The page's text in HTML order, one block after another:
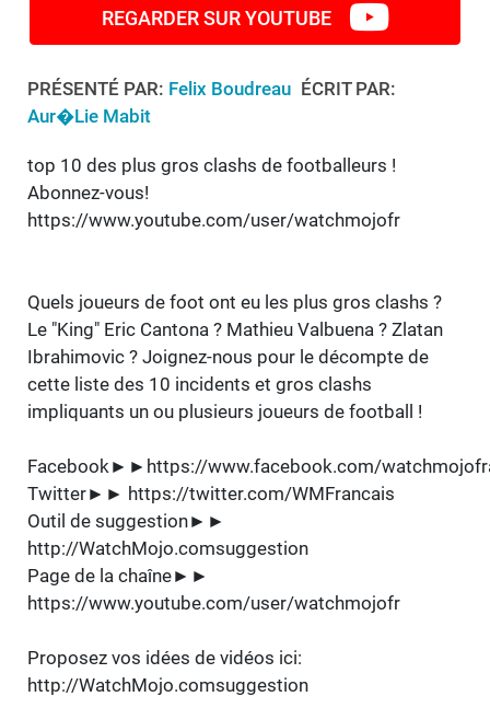
REGARDER SUR YOUTUBE
PRÉSENTÉ PAR: Felix Boudreau ÉCRIT PAR:
Aur�lie Mabit
top 10 des plus gros clashs de footballeurs !
Abonnez-vous!
https://www.youtube.com/user/watchmojofr
Quels joueurs de foot ont eu les plus gros clashs ?
Le "King" Eric Cantona ? Mathieu Valbuena ? Zlatan
Ibrahimovic ? Joignez-nous pour le décompte de
cette liste des 10 incidents et gros clashs
impliquants un ou plusieurs joueurs de football !
Facebook►►https://www.facebook.com/
Twitter►► https://twitter.com/WMFrancais
Outil de suggestion►►
http://WatchMojo.comsuggestion
Page de la chaîne►►
https://www.youtube.com/user/watchmojofr
Proposez vos idées de vidéos ici:
http://WatchMojo.comsuggestion